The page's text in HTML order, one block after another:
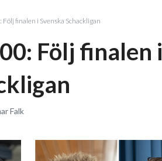
Följ finalen i Svenska Schackligan
Följ finalen i
Falk